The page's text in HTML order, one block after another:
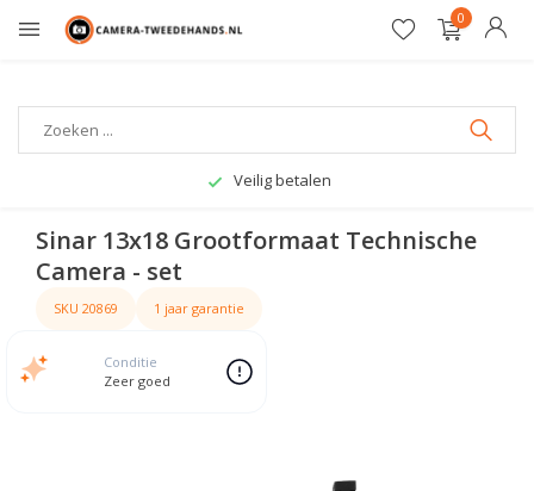
0
Gratis verzending
Sinar 13x18 Grootformaat Technische
Camera - set
SKU 20869 1 jaar garantie
Conditie
Zeer goed